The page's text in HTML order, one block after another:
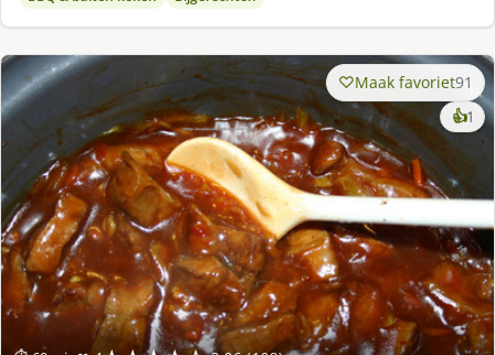
Maak favoriet91
👍1